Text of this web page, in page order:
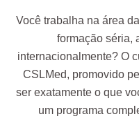
Você trabalha na área
formação séria,
internacionalmente? O
CSLMed, promovido
ser exatamente o que
um programa